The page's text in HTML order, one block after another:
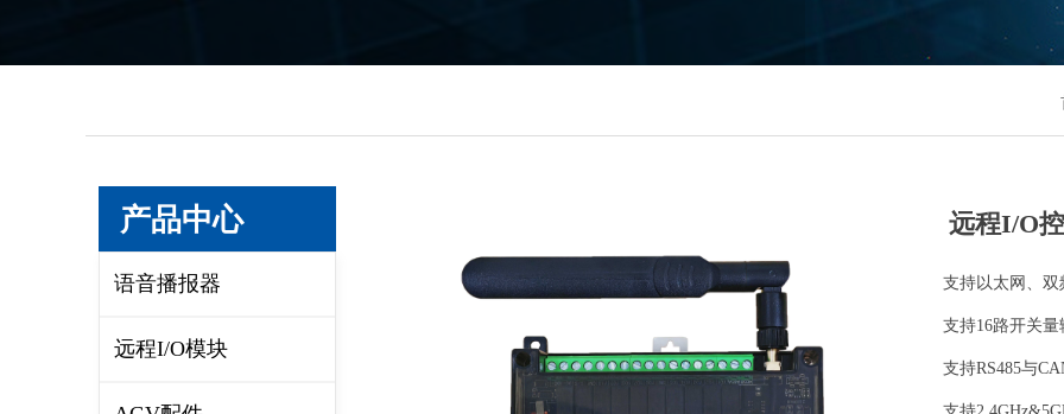
远程I/O
支持以太网、双
支持16路开关
支持RS485与
产品中心
语音播报器
远程I/O模块